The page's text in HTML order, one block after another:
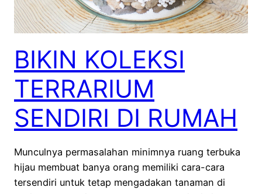
BIKIN KOLEKSI
TERRARIUM
SENDIRI DI RUMAH
Munculnya permasalahan minimnya ruang terbuka
hijau membuat banya orang memiliki cara-cara
tersendiri untuk tetap mengadakan tanaman di